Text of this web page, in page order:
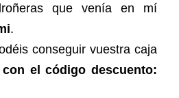
que venía en mí
.
conseguir vuestra caja
con el código descuento: